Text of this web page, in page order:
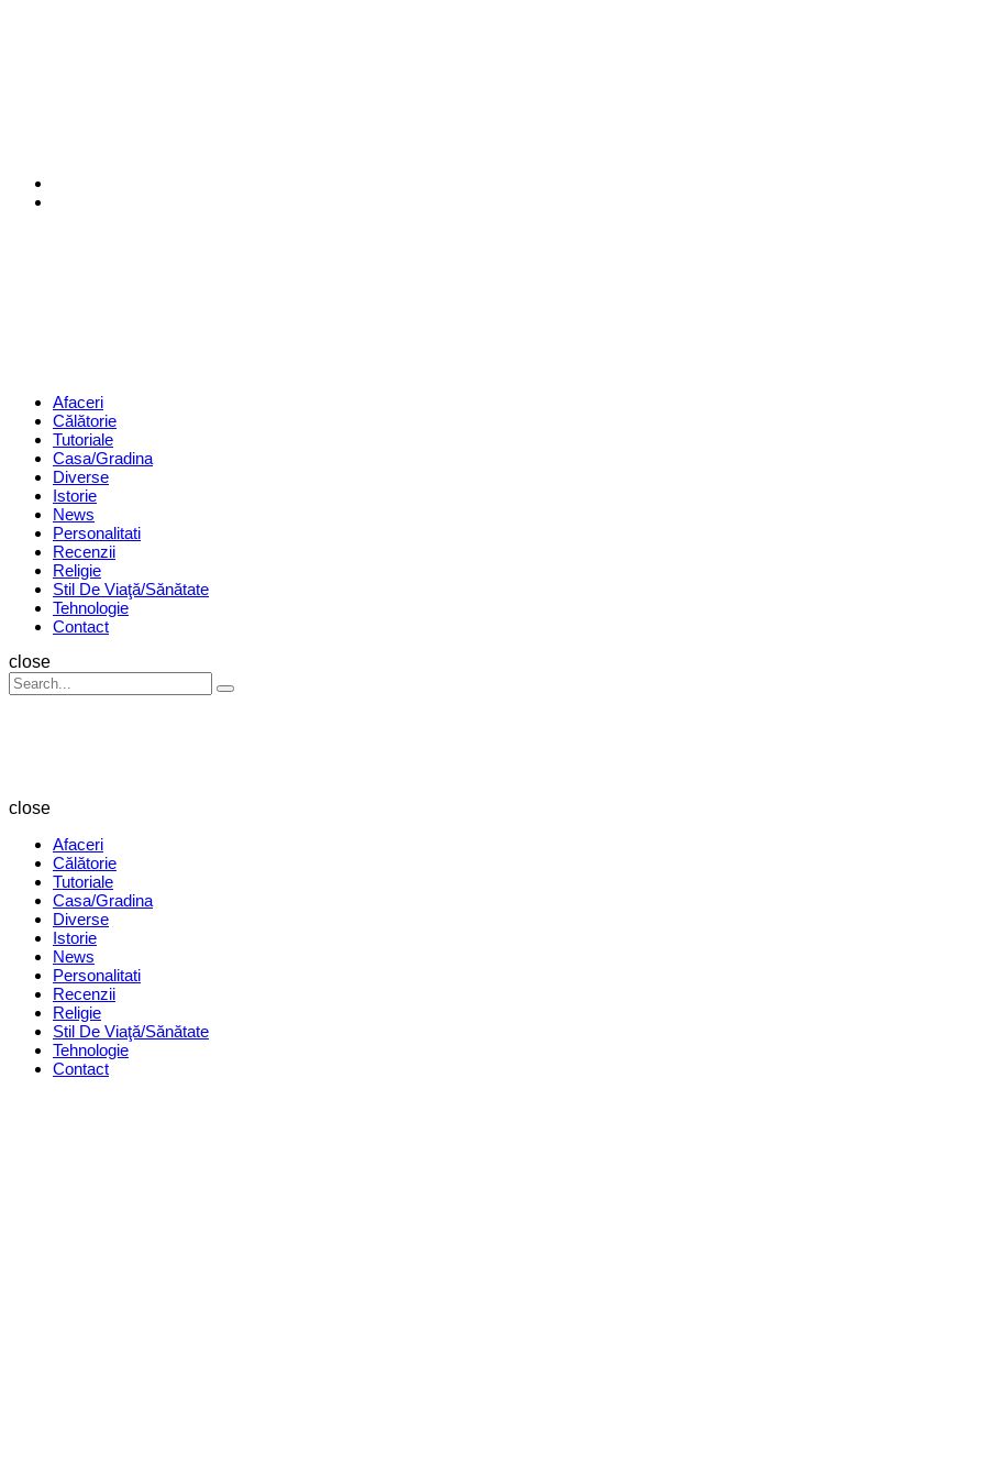
Menu Afaceri
Călătorie
Tutoriale
Casa/Gradina
Diverse
Istorie
News
Personalitati
Recenzii
Religie
Stil De Viaţă/Sănătate
Tehnologie
Contact
Search
close
Search
for:
Search
close
Afaceri
Călătorie
Tutoriale
Casa/Gradina
Diverse
Istorie
News
Personalitati
Recenzii
Religie
Stil De Viaţă/Sănătate
Tehnologie
Contact